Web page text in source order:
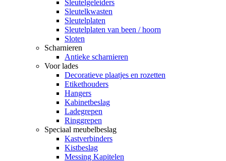
Sleutelgeleiders
Sleutelkwasten
Sleutelplaten
Sleutelplaten van been / hoorn
Sloten
Scharnieren
Antieke scharnieren
Voor lades
Decoratieve plaatjes en rozetten
Etikethouders
Hangers
Kabinetbeslag
Ladegrepen
Ringgrepen
Speciaal meubelbeslag
Kastverbinders
Kistbeslag
Messing Kapitelen